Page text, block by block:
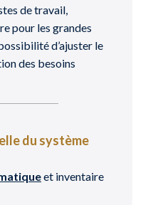
de travail,
pour les grandes
d’ajuster le
des besoins
du système
et inventaire